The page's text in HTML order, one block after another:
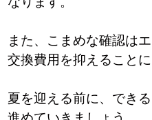
また、こまめな確認は
交換費用を抑えること
夏を迎える前に、でき